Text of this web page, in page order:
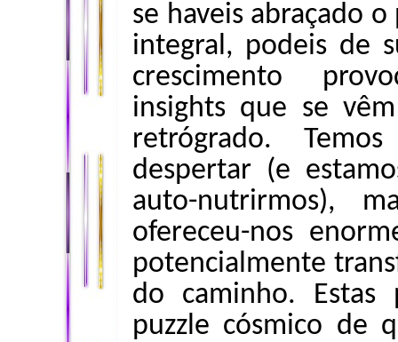
se haveis abraçado
integral, podeis de
crescimento
insights que se
retrógrado.
despertar (e
auto-nutrirmos),
ofereceu-nos
potencialmente
do caminho. Estas
puzzle cósmico de